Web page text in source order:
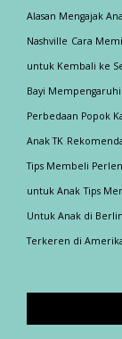
Alasan Mengajak
Nashville Cara
untuk Kembali ke
Bayi
Perbedaan Popok
Anak TK
Tips Membeli
untuk Anak Tips
Untuk Anak di Berlin
Terkeren di